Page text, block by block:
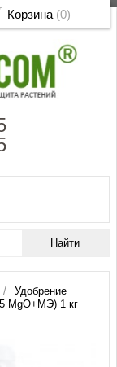
Удобрение
MgO+МЭ) 1 кг
Корзина(0)